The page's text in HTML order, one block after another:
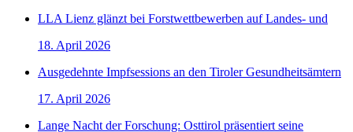
LLA Lienz glänzt bei Forstwettbewerben auf Landes- und
18. April 2026
Ausgedehnte Impfsessions an den Tiroler Gesundheitsämtern
17. April 2026
Lange Nacht der Forschung: Osttirol präsentiert seine